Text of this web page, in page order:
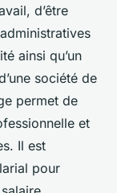
d’être
ainsi qu’un
société de
permet de
et
Il est
pour